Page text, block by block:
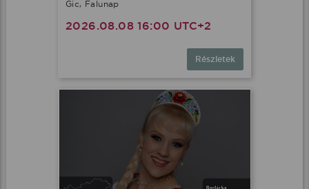
Gic, Falunap
2026.08.08 16:00 UTC+2
Részletek